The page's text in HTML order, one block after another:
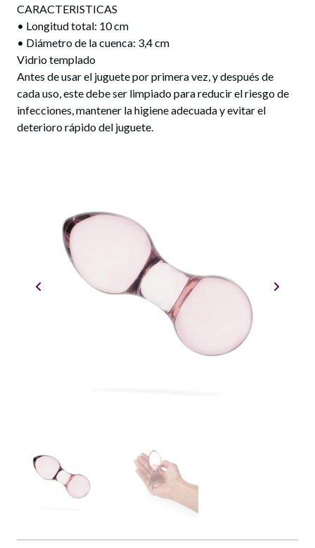
CARACTERISTICAS
• Longitud total: 10 cm
• Diámetro de la cuenca: 3,4 cm
Vidrio templado
Antes de usar el juguete por primera vez, y después de
cada uso, este debe ser limpiado para reducir el riesgo de
infecciones, mantener la higiene adecuada y evitar el
deterioro rápido del juguete.